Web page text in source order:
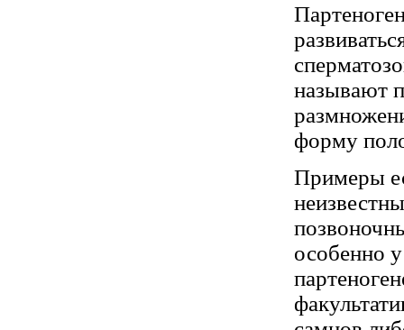
называют
форму
Примеры
особенно